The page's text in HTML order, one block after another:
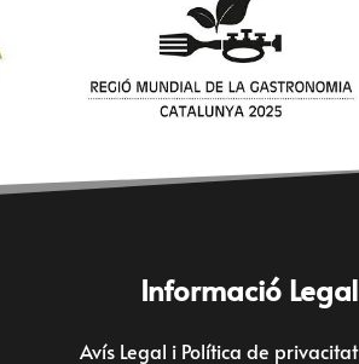
Informació Legal
Avís Legal i Política de privacitat